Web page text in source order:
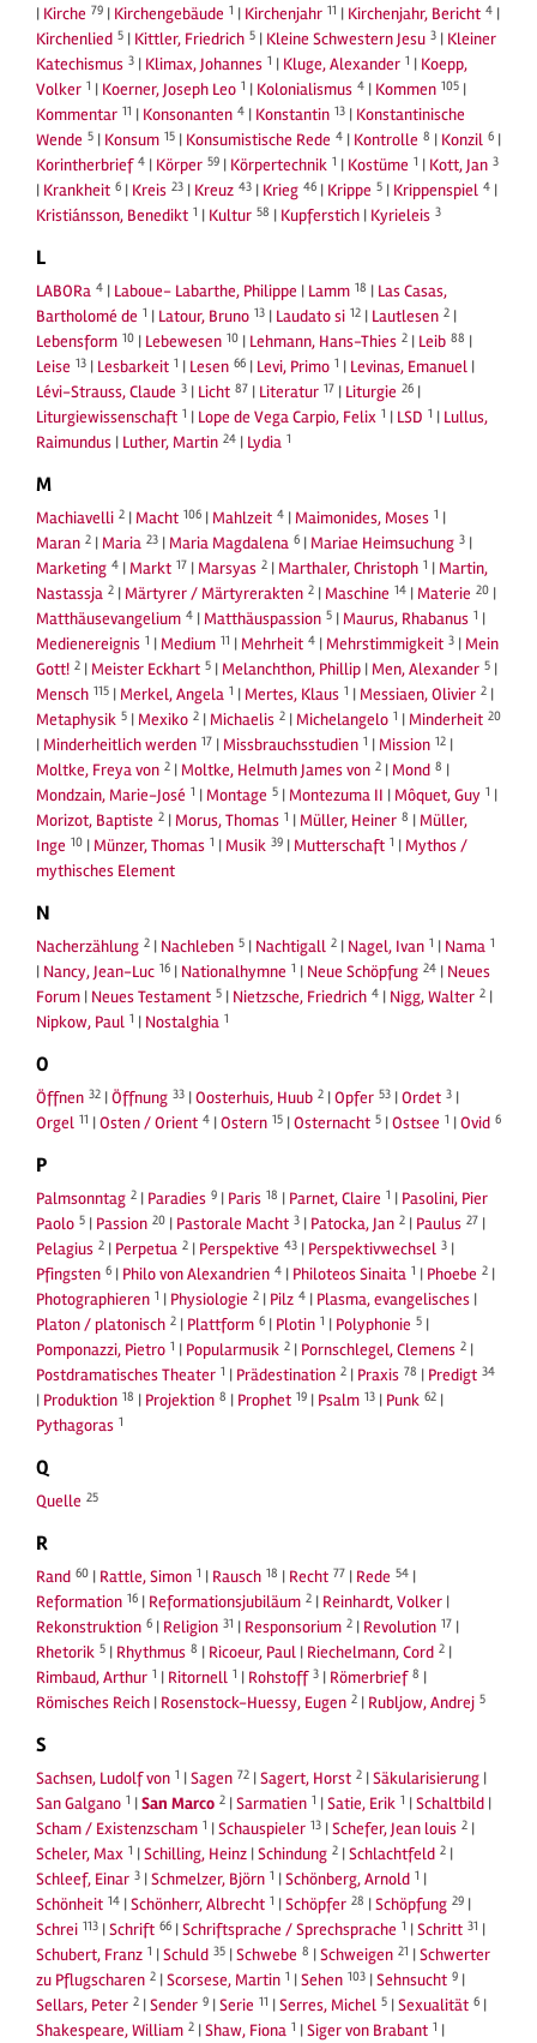
| Kirche 79 | Kirchengebäude 1 | Kirchenjahr 11 | Kirchenjahr, Bericht 4 |
Kirchenlied 5 | Kittler, Friedrich 5 | Kleine Schwestern Jesu 3 | Kleiner
Katechismus 3 | Klimax, Johannes 1 | Kluge, Alexander 1 | Koepp,
Volker 1 | Koerner, Joseph Leo 1 | Kolonialismus 4 | Kommen 105 |
Kommentar 11 | Konsonanten 4 | Konstantin 13 | Konstantinische
Wende 5 | Konsum 15 | Konsumistische Rede 4 | Kontrolle 8 | Konzil 6 |
Korintherbrief 4 | Körper 59 | Körpertechnik 1 | Kostüme 1 | Kott, Jan 3
| Krankheit 6 | Kreis 23 | Kreuz 43 | Krieg 46 | Krippe 5 | Krippenspiel 4 |
Kristiánsson, Benedikt 1 | Kultur 58 | Kupferstich | Kyrieleis 3
L
LABORa 4 | Laboue- Labarthe, Philippe | Lamm 18 | Las Casas,
Bartholomé de 1 | Latour, Bruno 13 | Laudato si 12 | Lautlesen 2 |
Lebensform 10 | Lebewesen 10 | Lehmann, Hans-Thies 2 | Leib 88 |
Leise 13 | Lesbarkeit 1 | Lesen 66 | Levi, Primo 1 | Levinas, Emanuel |
Lévi-Strauss, Claude 3 | Licht 87 | Literatur 17 | Liturgie 26 |
Liturgiewissenschaft 1 | Lope de Vega Carpio, Felix 1 | LSD 1 | Lullus,
Raimundus | Luther, Martin 24 | Lydia 1
M
Machiavelli 2 | Macht 106 | Mahlzeit 4 | Maimonides, Moses 1 |
Maran 2 | Maria 23 | Maria Magdalena 6 | Mariae Heimsuchung 3 |
Marketing 4 | Markt 17 | Marsyas 2 | Marthaler, Christoph 1 | Martin,
Nastassja 2 | Märtyrer / Märtyrerakten 2 | Maschine 14 | Materie 20 |
Matthäusevangelium 4 | Matthäuspassion 5 | Maurus, Rhabanus 1 |
Medienereignis 1 | Medium 11 | Mehrheit 4 | Mehrstimmigkeit 3 | Mein
Gott! 2 | Meister Eckhart 5 | Melanchthon, Phillip | Men, Alexander 5 |
Mensch 115 | Merkel, Angela 1 | Mertes, Klaus 1 | Messiaen, Olivier 2 |
Metaphysik 5 | Mexiko 2 | Michaelis 2 | Michelangelo 1 | Minderheit 20
| Minderheitlich werden 17 | Missbrauchsstudien 1 | Mission 12 |
Moltke, Freya von 2 | Moltke, Helmuth James von 2 | Mond 8 |
Mondzain, Marie-José 1 | Montage 5 | Montezuma II | Môquet, Guy 1 |
Morizot, Baptiste 2 | Morus, Thomas 1 | Müller, Heiner 8 | Müller,
Inge 10 | Münzer, Thomas 1 | Musik 39 | Mutterschaft 1 | Mythos /
mythisches Element
N
Nacherzählung 2 | Nachleben 5 | Nachtigall 2 | Nagel, Ivan 1 | Nama 1
| Nancy, Jean-Luc 16 | Nationalhymne 1 | Neue Schöpfung 24 | Neues
Forum | Neues Testament 5 | Nietzsche, Friedrich 4 | Nigg, Walter 2 |
Nipkow, Paul 1 | Nostalghia 1
O
Öffnen 32 |Öffnung 33 |Oosterhuis, Huub 2 |Opfer 53 |Ordet 3 |
Orgel 11 |Osten / Orient 4 |Ostern 15 |Osternacht 5 |Ostsee 1 |Ovid 6
P
Palmsonntag 2 | Paradies 9 | Paris 18 | Parnet, Claire 1 | Pasolini, Pier
Paolo 5 | Passion 20 | Pastorale Macht 3 | Patocka, Jan 2 | Paulus 27 |
Pelagius 2 | Perpetua 2 | Perspektive 43 | Perspektivwechsel 3 |
Pfingsten 6 | Philo von Alexandrien 4 | Philoteos Sinaita 1 | Phoebe 2 |
Photographieren 1 | Physiologie 2 | Pilz 4 | Plasma, evangelisches |
Platon / platonisch 2 | Plattform 6 | Plotin 1 | Polyphonie 5 |
Pomponazzi, Pietro 1 | Popularmusik 2 | Pornschlegel, Clemens 2 |
Postdramatisches Theater 1 | Prädestination 2 | Praxis 78 | Predigt 34
| Produktion 18 | Projektion 8 | Prophet 19 | Psalm 13 | Punk 62 |
Pythagoras 1
Q
Quelle 25
R
Rand 60 | Rattle, Simon 1 | Rausch 18 | Recht 77 | Rede 54 |
Reformation 16 | Reformationsjubiläum 2 | Reinhardt, Volker |
Rekonstruktion 6 | Religion 31 | Responsorium 2 | Revolution 17 |
Rhetorik 5 | Rhythmus 8 | Ricoeur, Paul | Riechelmann, Cord 2 |
Rimbaud, Arthur 1 | Ritornell 1 | Rohstoff 3 | Römerbrief 8 |
Römisches Reich | Rosenstock-Huessy, Eugen 2 | Rubljow, Andrej 5
S
Sachsen, Ludolf von 1 |Sagen 72 |Sagert, Horst 2 |Säkularisierung |
San Galgano 1 |San Marco 2 |Sarmatien 1 |Satie, Erik 1 |Schaltbild |
Scham / Existenzscham 1 |Schauspieler 13 |Schefer, Jean louis 2 |
Scheler, Max 1 |Schilling, Heinz |Schindung 2 |Schlachtfeld 2 |
Schleef, Einar 3 |Schmelzer, Björn 1 |Schönberg, Arnold 1 |
Schönheit 14 |Schönherr, Albrecht 1 |Schöpfer 28 |Schöpfung 29 |
Schrei 113 |Schrift 66 |Schriftsprache / Sprechsprache 1 |Schritt 31 |
Schubert, Franz 1 |Schuld 35 |Schwebe 8 |Schweigen 21 |Schwerter
zu Pflugscharen 2 |Scorsese, Martin 1 |Sehen 103 |Sehnsucht 9 |
Sellars, Peter 2 |Sender 9 |Serie 11 |Serres, Michel 5 |Sexualität 6 |
Shakespeare, William 2 |Shaw, Fiona 1 |Siger von Brabant 1 |